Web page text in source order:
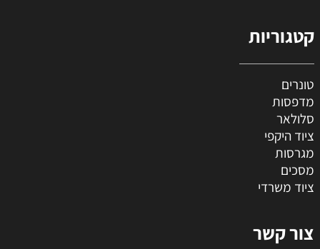
קטגוריות
טונרים
מדפסות
סלולאר
ציוד היקפי
מגרסות
מסכים
ציוד משרדי
צור קשר